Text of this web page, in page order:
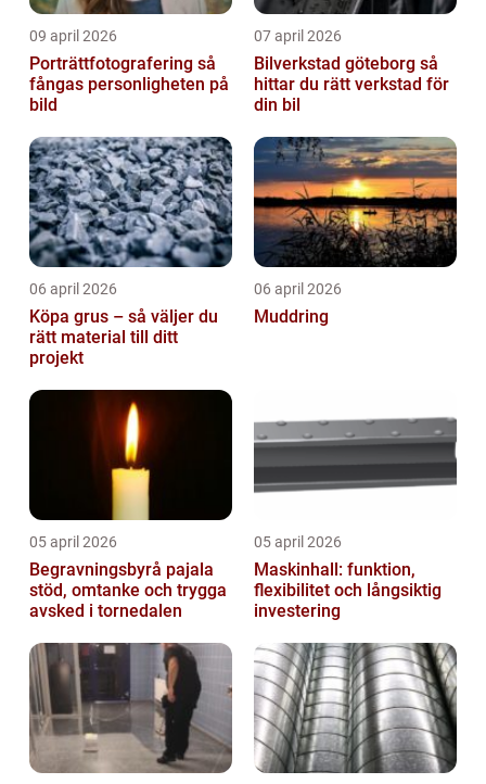
09 april 2026
Porträttfotografering så
fångas personligheten på
bild
07 april 2026
Bilverkstad göteborg så
hittar du rätt verkstad för
din bil
06 april 2026
Köpa grus – så väljer du
rätt material till ditt
projekt
06 april 2026
Muddring
05 april 2026
Begravningsbyrå pajala
stöd, omtanke och trygga
avsked i tornedalen
05 april 2026
Maskinhall: funktion,
flexibilitet och långsiktig
investering